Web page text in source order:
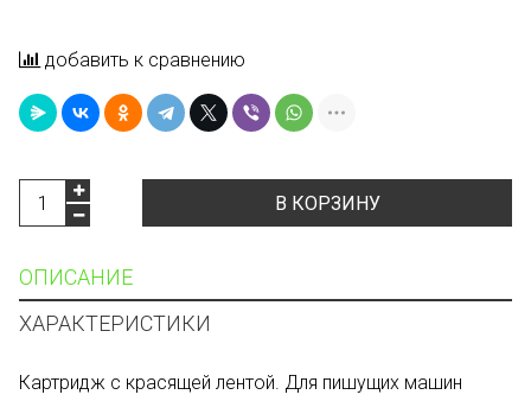
добавить к сравнению
В КОРЗИНУ
ОПИСАНИЕ
ХАРАКТЕРИСТИКИ
Картридж с красящей лентой. Для пишущих машин